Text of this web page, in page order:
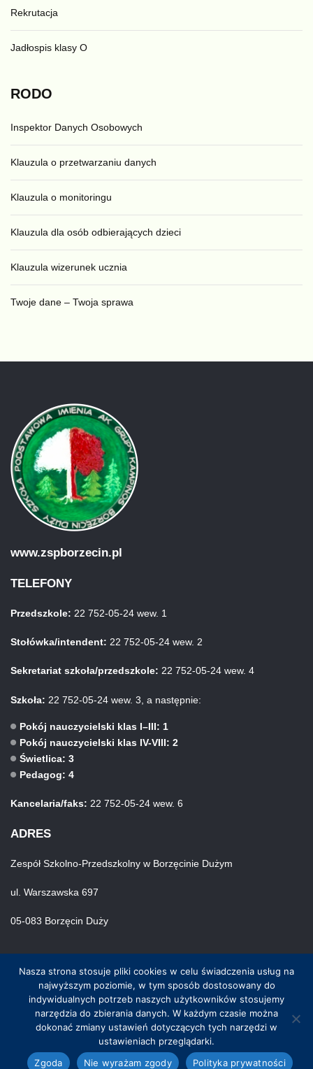
Rekrutacja
Jadłospis klasy O
RODO
Inspektor Danych Osobowych
Klauzula o przetwarzaniu danych
Klauzula o monitoringu
Klauzula dla osób odbierających dzieci
Klauzula wizerunek ucznia
Twoje dane – Twoja sprawa
www.zspborzecin.pl
TELEFONY
Przedszkole: 22 752-05-24 wew. 1
Stołówka/intendent: 22 752-05-24 wew. 2
Sekretariat szkoła/przedszkole: 22 752-05-24 wew. 4
Szkoła: 22 752-05-24 wew. 3, a następnie:
Pokój nauczycielski klas I–III: 1
Pokój nauczycielski klas IV-VIII: 2
Świetlica: 3
Pedagog: 4
Kancelaria/faks: 22 752-05-24 wew. 6
ADRES
Zespół Szkolno-Przedszkolny w Borzęcinie Dużym
ul. Warszawska 697
05-083 Borzęcin Duży
© Wszystkie prawa zastrzeżone. Hosting i wykonanie skynet.net.pl
Nasza strona stosuje pliki cookies w celu świadczenia usług na
najwyższym poziomie, w tym sposób dostosowany do
indywidualnych potrzeb naszych użytkowników stosujemy
narzędzia do zbierania danych. W każdym czasie można
dokonać zmiany ustawień dotyczących tych narzędzi w
ustawieniach przeglądarki.
Zgoda
Nie wyrażam zgody Polityka prywatności